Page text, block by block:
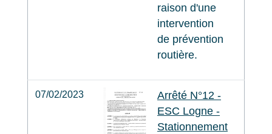
raison d'une
intervention
de prévention
routière.
07/02/2023
Arrêté N°12 -
ESC Logne -
Stationnement